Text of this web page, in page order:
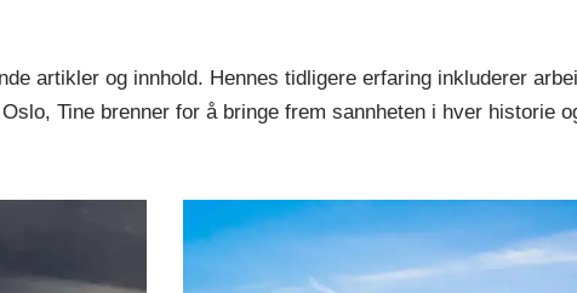
artikler og innhold. Hennes tidligere erfaring inkluderer
Tine brenner for å bringe frem sannheten i hver historie